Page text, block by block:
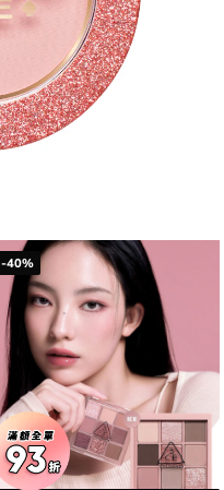
-40%